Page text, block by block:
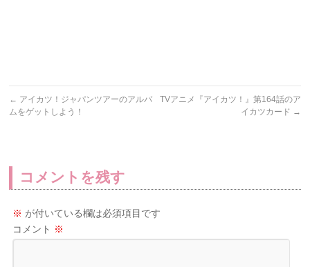
← アイカツ！ジャパンツアーのアルバ
ムをゲットしよう！
TVアニメ『アイカツ！』第164話のア
イカツカード →
コメントを残す
※ が付いている欄は必須項目です
コメント ※